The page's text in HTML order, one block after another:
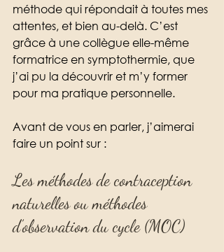
méthode qui répondait à toutes mes
attentes, et bien au-delà. C’est
grâce à une collègue elle-même
formatrice en symptothermie, que
j’ai pu la découvrir et m’y former
pour ma pratique personnelle.
Avant de vous en parler, j’aimerai
faire un point sur :
Les méthodes de contraception
naturelles ou méthodes
d’observation du cycle (MOC)